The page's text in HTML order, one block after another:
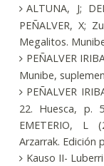
ALTUNA, J;
PEÑALVER, X;
Megalitos.
PEÑALVER
Munibe,
PEÑALVER
22. Huesca, p.
EMETERIO, L
Arzarrak. Edición
Kauso II- Luberri